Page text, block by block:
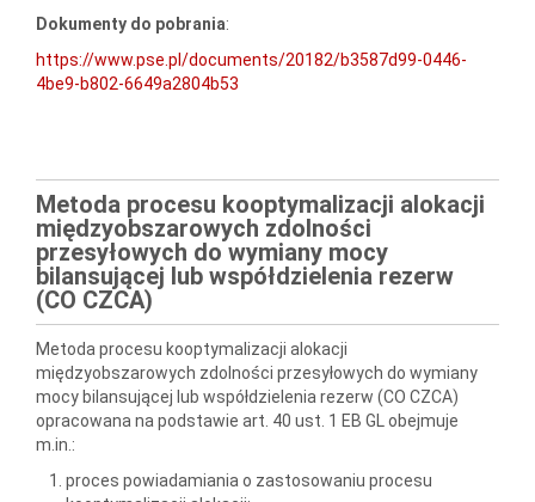
Dokumenty do pobrania:
https://www.pse.pl/documents/20182/b3587d99-0446-
4be9-b802-6649a2804b53
Metoda procesu kooptymalizacji alokacji
międzyobszarowych zdolności
przesyłowych do wymiany mocy
bilansującej lub współdzielenia rezerw
(CO CZCA)
Metoda procesu kooptymalizacji alokacji
międzyobszarowych zdolności przesyłowych do wymiany
mocy bilansującej lub współdzielenia rezerw (CO CZCA)
opracowana na podstawie art. 40 ust. 1 EB GL obejmuje
m.in.:
proces powiadamiania o zastosowaniu procesu